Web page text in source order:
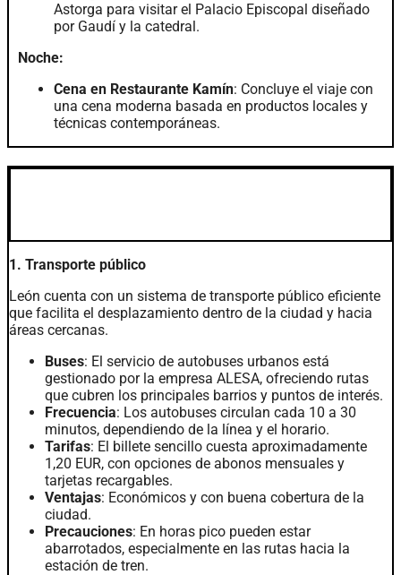
Astorga para visitar el Palacio Episcopal diseñado
por Gaudí y la catedral.
Noche:
Cena en Restaurante Kamín: Concluye el viaje con
una cena moderna basada en productos locales y
técnicas contemporáneas.
1. Transporte público
León cuenta con un sistema de transporte público eficiente
que facilita el desplazamiento dentro de la ciudad y hacia
áreas cercanas.
Buses: El servicio de autobuses urbanos está
gestionado por la empresa ALESA, ofreciendo rutas
que cubren los principales barrios y puntos de interés.
Frecuencia: Los autobuses circulan cada 10 a 30
minutos, dependiendo de la línea y el horario.
Tarifas: El billete sencillo cuesta aproximadamente
1,20 EUR, con opciones de abonos mensuales y
tarjetas recargables.
Ventajas: Económicos y con buena cobertura de la
ciudad.
Precauciones: En horas pico pueden estar
abarrotados, especialmente en las rutas hacia la
estación de tren.